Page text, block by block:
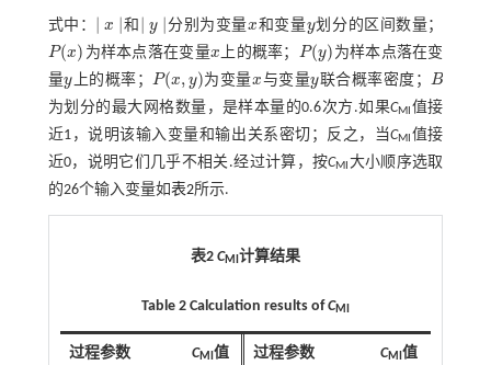
式中： | x |
x 和 | y |
y 分别为变量x
x 和变量y
y划分的区间数量；
P(x)
P(x) 为样本点落在变量x
x 上的概率； P(y)
P(y)
为样本点落在变
量y
y 上的概率； P(x, y)
P(x,y) 为变量x
x 与变量y
y 联合概率密度； B
B
为划分的最大网格数量，是样本量的0.6次方.如果CMI值接
近1，说明该输入变量和输出关系密切；反之，当CMI值接
近0，说明它们几乎不相关.经过计算，按CMI大小顺序选取
的26个输入变量如表2所示.
表2 CMI计算结果
Table 2 Calculation results ofCMI
过程参数 CMI值 过程参数 CMI值